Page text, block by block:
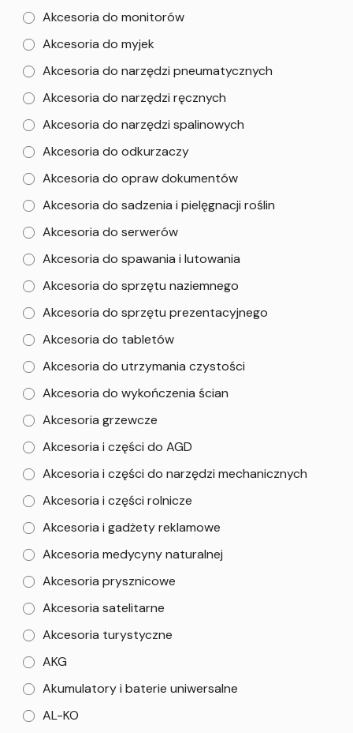
Akcesoria do monitorów
Akcesoria do myjek
Akcesoria do narzędzi pneumatycznych
Akcesoria do narzędzi ręcznych
Akcesoria do narzędzi spalinowych
Akcesoria do odkurzaczy
Akcesoria do opraw dokumentów
Akcesoria do sadzenia i pielęgnacji roślin
Akcesoria do serwerów
Akcesoria do spawania i lutowania
Akcesoria do sprzętu naziemnego
Akcesoria do sprzętu prezentacyjnego
Akcesoria do tabletów
Akcesoria do utrzymania czystości
Akcesoria do wykończenia ścian
Akcesoria grzewcze
Akcesoria i części do AGD
Akcesoria i części do narzędzi mechanicznych
Akcesoria i części rolnicze
Akcesoria i gadżety reklamowe
Akcesoria medycyny naturalnej
Akcesoria prysznicowe
Akcesoria satelitarne
Akcesoria turystyczne
AKG
Akumulatory i baterie uniwersalne
AL-KO